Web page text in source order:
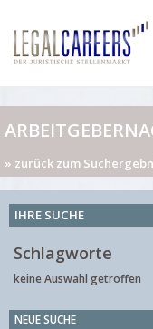
» zurück zum
IHRE SUCHE
Schlagworte
keine Auswahl getroffen
NEUE SUCHE